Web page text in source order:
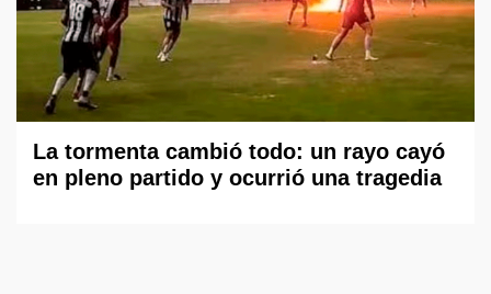
La tormenta cambió todo: un rayo cayó
en pleno partido y ocurrió una tragedia